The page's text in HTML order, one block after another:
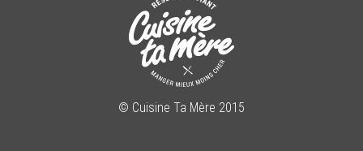
© Cuisine Ta Mère 2015